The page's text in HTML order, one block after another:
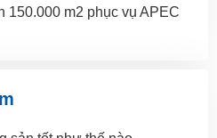
150.000 m2 phục vụ APEC